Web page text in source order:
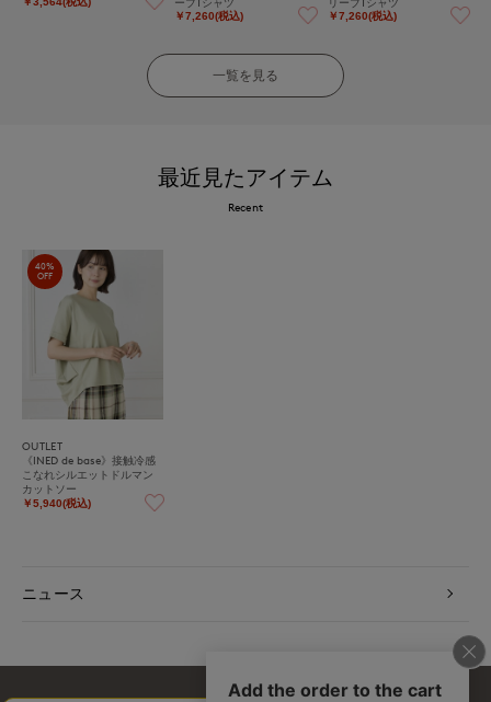
￥7,260(税込) ￥7,260(税込)
一覧を見る
最近見たアイテム
Recent
40%
OFF
OUTLET
《INED de base》接触冷感
こなれシルエットドルマン
カットソー
￥5,940(税込)
ニュース